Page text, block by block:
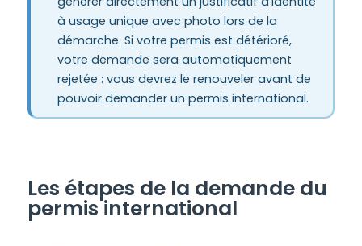
à usage unique avec photo lors de la
démarche. Si votre permis est détérioré,
votre demande sera automatiquement
rejetée : vous devrez le renouveler avant de
pouvoir demander un permis international.
Les étapes de la demande du
permis international